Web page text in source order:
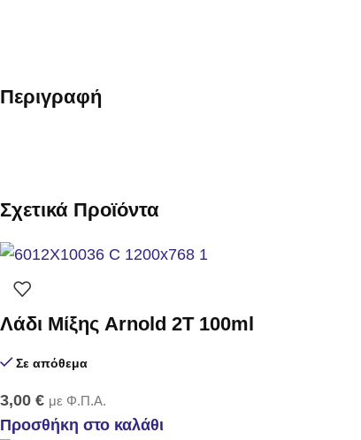
Περιγραφή
Σχετικά Προϊόντα
Λάδι Μίξης Arnold 2T 100ml
Σε απόθεμα
3,00 € με Φ.Π.Α.
Προσθήκη στο καλάθι